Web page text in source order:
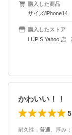
購入した商品
サイズ/iPhone14
購入したストア
LUPIS Yahoo!店
かわいい！！
5
耐久性 ： 普通 厚み ：